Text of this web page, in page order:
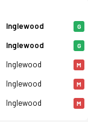
Inglewood G
Inglewood G
Inglewood M
Inglewood M
Inglewood M